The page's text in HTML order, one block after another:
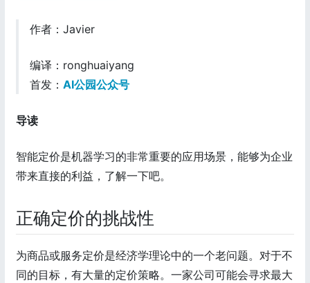
作者：Javier
编译：ronghuaiyang
首发： AI公园公众号
导读
智能定价是机器学习的非常重要的应用场景，能够为企业
带来直接的利益，了解一下吧。
正确定价的挑战性
为商品或服务定价是经济学理论中的一个老问题。对于不
同的目标，有大量的定价策略。一家公司可能会寻求最大